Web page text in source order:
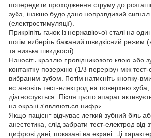
попередити проходження струму до
зуба, інакше буде дано неправдивий сигнал
(електростимуляції).
Прикріпіть гачок із нержавіючої сталі на один
потім виберіть бажаний швидкісний режим
та низька швидкості).
Нанесіть краплю провідникового клею або
контактну поверхню (1/3 перерізу) між
вибраним зубом. Потім натисніть кнопку-
встановіть тест-електрод на поверхню
діагностується. Після цього апарат
на екрані з'являються цифри.
Якщо пацієнт відчуває легкий зубний біль
анестетика, слід забрати тест-електрод від
цифрові дані, показані на екрані. Ці